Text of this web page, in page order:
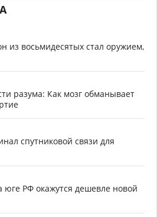
из восьмидесятых стал оружием,
разума: Как мозг обманывает
спутниковой связи для
юге РФ окажутся дешевле новой